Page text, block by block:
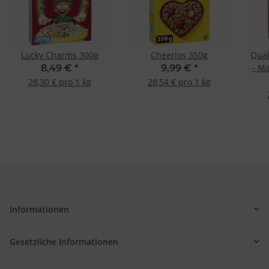
Lucky Charms 300g
8,49 € *
28,30 € pro 1 kg
Cheerios 350g
9,99 € *
28,54 € pro 1 kg
-
Informationen
Gesetzliche Informationen